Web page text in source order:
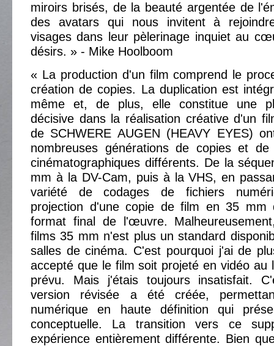
miroirs brisés, de la beauté argentée de
des avatars qui nous invitent à
visages dans leur pèlerinage inquiet au
désirs. » - Mike Hoolboom
« La production d'un film comprend le
création de copies. La duplication est
même et, de plus, elle constitue une
décisive dans la réalisation créative d'un
de SCHWERE AUGEN (HEAVY EYES)
nombreuses générations de copies et de
cinématographiques différents. De la
mm à la DV-Cam, puis à la VHS, en
variété de codages de fichiers
projection d'une copie de film en 35 mm
format final de l'œuvre.
films 35 mm n'est plus un standard
salles de cinéma. C'est pourquoi j'ai de
accepté que le film soit projeté en vidéo au
prévu. Mais j'étais toujours insatisfait.
version révisée a été créée,
numérique en haute définition qui
conceptuelle. La transition vers ce
expérience entièrement différente. Bien